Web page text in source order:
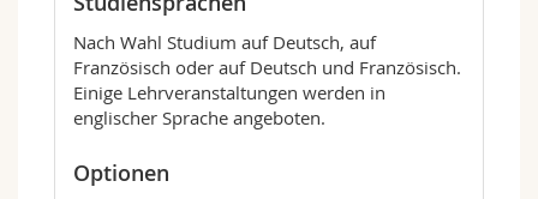
Nach Wahl Studium auf Deutsch, auf
Französisch oder auf Deutsch und Französisch.
Einige Lehrveranstaltungen werden in
englischer Sprache angeboten.
Optionen